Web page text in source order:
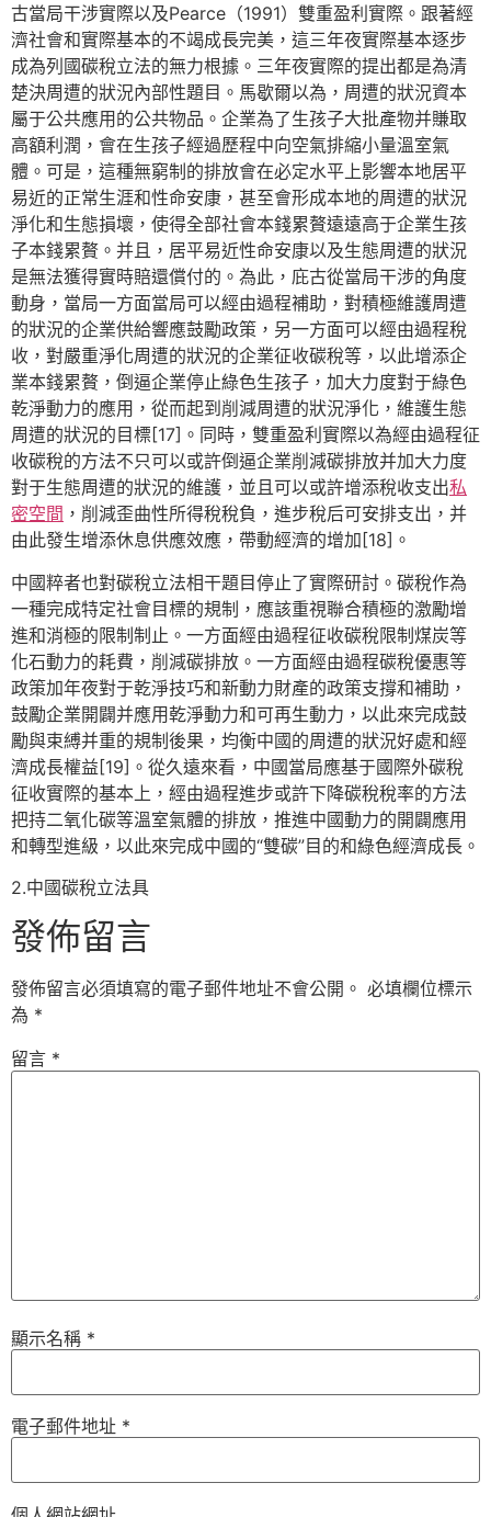
古當局干涉實際以及Pearce（1991）雙重盈利實際。跟著經
濟社會和實際基本的不竭成長完美，這三年夜實際基本逐步
成為列國碳稅立法的無力根據。三年夜實際的提出都是為清
楚決周遭的狀況內部性題目。馬歇爾以為，周遭的狀況資本
屬于公共應用的公共物品。企業為了生孩子大批產物并賺取
高額利潤，會在生孩子經過歷程中向空氣排縮小量溫室氣
體。可是，這種無窮制的排放會在必定水平上影響本地居平
易近的正常生涯和性命安康，甚至會形成本地的周遭的狀況
淨化和生態損壞，使得全部社會本錢累贅遠遠高于企業生孩
子本錢累贅。并且，居平易近性命安康以及生態周遭的狀況
是無法獲得實時賠還償付的。為此，庇古從當局干涉的角度
動身，當局一方面當局可以經由過程補助，對積極維護周遭
的狀況的企業供給響應鼓勵政策，另一方面可以經由過程稅
收，對嚴重淨化周遭的狀況的企業征收碳稅等，以此增添企
業本錢累贅，倒逼企業停止綠色生孩子，加大力度對于綠色
乾淨動力的應用，從而起到削減周遭的狀況淨化，維護生態
周遭的狀況的目標[17]。同時，雙重盈利實際以為經由過程征
收碳稅的方法不只可以或許倒逼企業削減碳排放并加大力度
對于生態周遭的狀況的維護，並且可以或許增添稅收支出私
密空間 ，削減歪曲性所得稅稅負，進步稅后可安排支出，并
由此發生增添休息供應效應，帶動經濟的增加[18]。
中國粹者也對碳稅立法相干題目停止了實際研討。碳稅作為
一種完成特定社會目標的規制，應該重視聯合積極的激勵增
進和消極的限制制止。一方面經由過程征收碳稅限制煤炭等
化石動力的耗費，削減碳排放。一方面經由過程碳稅優惠等
政策加年夜對于乾淨技巧和新動力財產的政策支撐和補助，
鼓勵企業開闢并應用乾淨動力和可再生動力，以此來完成鼓
勵與束縛并重的規制後果，均衡中國的周遭的狀況好處和經
濟成長權益[19]。從久遠來看，中國當局應基于國際外碳稅
征收實際的基本上，經由過程進步或許下降碳稅稅率的方法
把持二氧化碳等溫室氣體的排放，推進中國動力的開闢應用
和轉型進級，以此來完成中國的“雙碳”目的和綠色經濟成長。
2.中國碳稅立法具
發佈留言
發佈留言必須填寫的電子郵件地址不會公開。 必填欄位標示
為 *
留言 *
顯示名稱 *
電子郵件地址 *